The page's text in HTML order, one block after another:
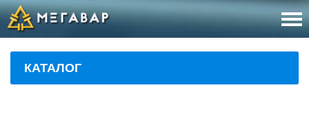
8
КАТАЛОГ